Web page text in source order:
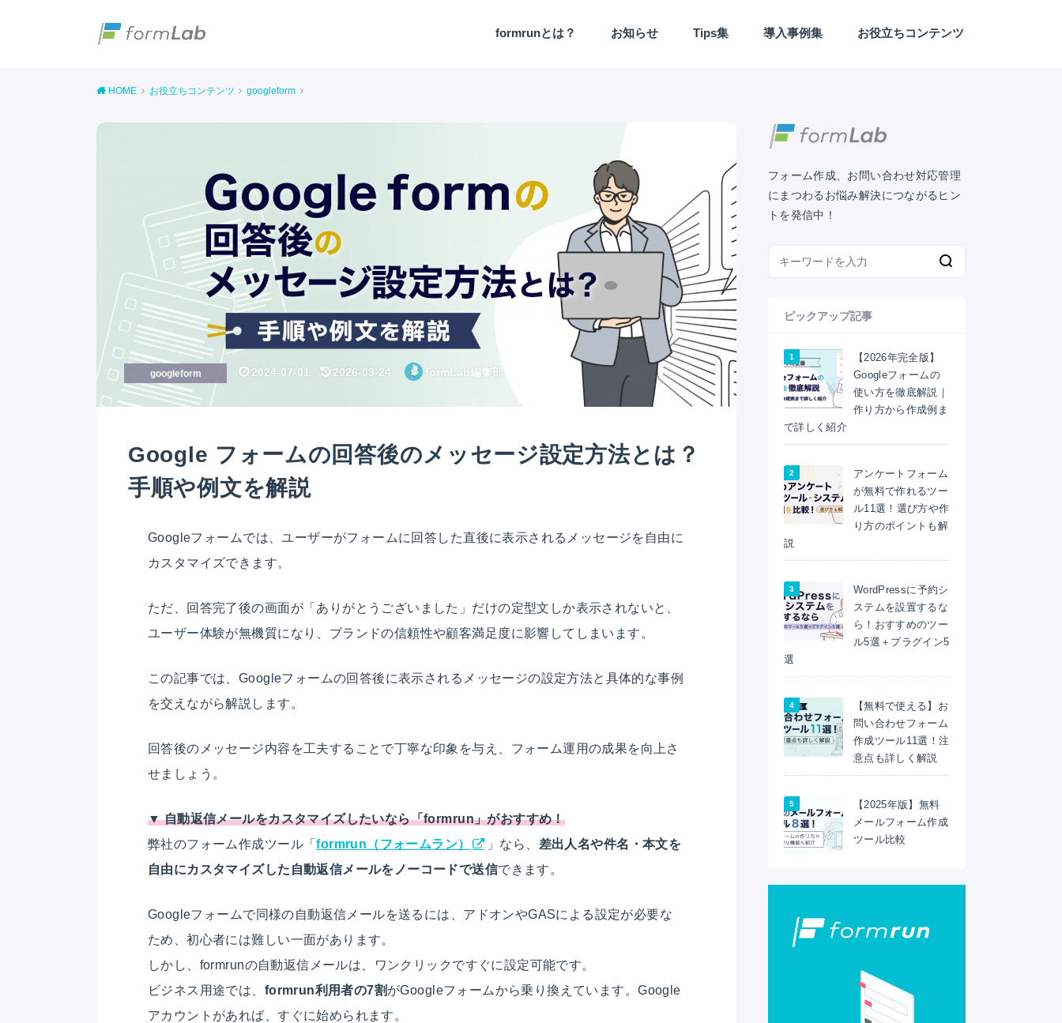
formrunとは？ お知らせ Tips集 導入事例集 お役立ちコンテンツ
HOME お役立ちコンテンツ googleform
Google フォームの回答後のメッセージ設定方法とは？
手順や例文を解説
2024-07-01 2026-03-24 formLab編集部
googleform
Googleフォームでは、ユーザーがフォームに回答した直後に表示されるメッセージを自由に
カスタマイズできます。
ただ、回答完了後の画面が「ありがとうございました」だけの定型文しか表示されないと、
ユーザー体験が無機質になり、ブランドの信頼性や顧客満足度に影響してしまいます。
この記事では、Googleフォームの回答後に表示されるメッセージの設定方法と具体的な事例
を交えながら解説します。
回答後のメッセージ内容を工夫することで丁寧な印象を与え、フォーム運用の成果を向上さ
せましょう。
▼ 自動返信メールをカスタマイズしたいなら「formrun」がおすすめ！
弊社のフォーム作成ツール「formrun（フォームラン） 」なら、 差出人名や件名・本文を
自由にカスタマイズした自動返信メールをノーコードで送信できます。
Googleフォームで同様の自動返信メールを送るには、アドオンやGASによる設定が必要な
ため、初心者には難しい一面があります。
しかし、formrunの自動返信メールは、ワンクリックですぐに設定可能です。
ビジネス用途では、 formrun利用者の7割がGoogleフォームから乗り換えています。Google
アカウントがあれば、すぐに始められます。
フォーム作成、お問い合わせ対応管理
にまつわるお悩み解決につながるヒン
トを発信中！
ピックアップ記事
【2026年完全版】
Googleフォームの
使い方を徹底解説｜
作り方から作成例ま
で詳しく紹介
アンケートフォーム
が無料で作れるツー
ル11選！選び方や作
り方のポイントも解
説
WordPressに予約シ
ステムを設置するな
ら！おすすめのツー
ル5選＋プラグイン5
選
【無料で使える】お
問い合わせフォーム
作成ツール11選！注
意点も詳しく解説
【2025年版】無料
メールフォーム作成
ツール比較